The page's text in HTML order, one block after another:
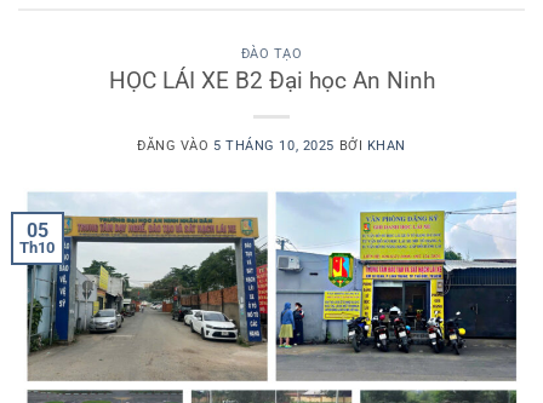
ĐÀO TẠO
HỌC LÁI XE B2 Đại học An Ninh
ĐĂNG VÀO 5 THÁNG 10, 2025 BỞI KHAN
05
Th10